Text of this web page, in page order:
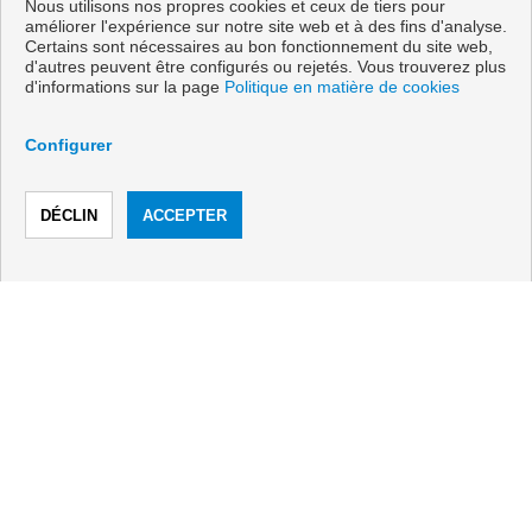
CONTACTER
info@vanicasa.com
De Lundi au Vendredi : 10:00 - 13:30 et 17:00 - 19:30
Nous utilisons nos propres cookies et ceux de tiers pour
améliorer l'expérience sur notre site web et à des fins d'analyse.
Certains sont nécessaires au bon fonctionnement du site web,
d'autres peuvent être configurés ou rejetés. Vous trouverez plus
d'informations sur la page Politique en matière de cookies
Configurer